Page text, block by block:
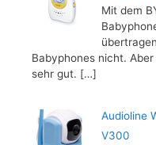
Mit dem
Babyphones nicht.
sehr gut. […]
Audioline
V300